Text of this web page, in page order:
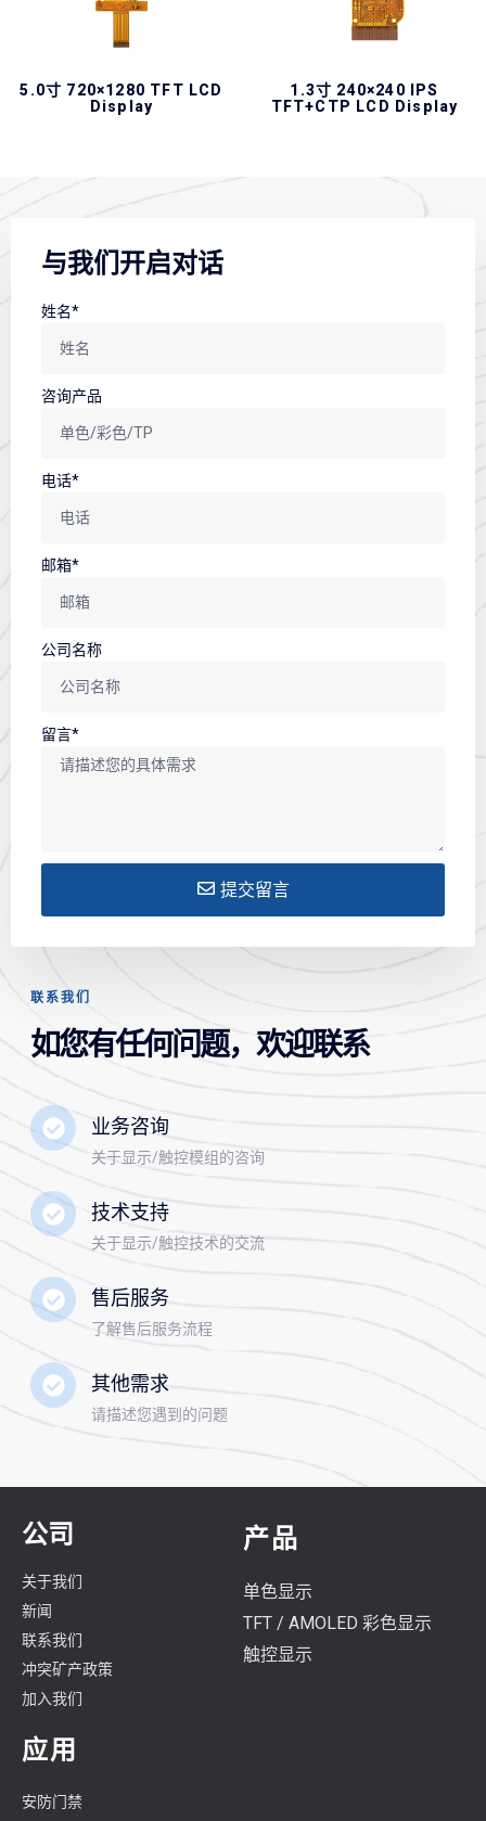
5.0寸 720×1280 TFT LCD
Display
1.3寸 240×240 IPS
TFT+CTP LCD Display
与我们开启对话
姓名*
咨询产品
电话*
邮箱*
公司名称
留言*
提交留言
联系我们
如您有任何问题，欢迎联系
业务咨询
关于显示/触控模组的咨询
技术支持
关于显示/触控技术的交流
售后服务
了解售后服务流程
其他需求
请描述您遇到的问题
公司
关于我们
新闻
联系我们
冲突矿产政策
加入我们
产品
单色显示
TFT / AMOLED 彩色显示
触控显示
应用
安防门禁